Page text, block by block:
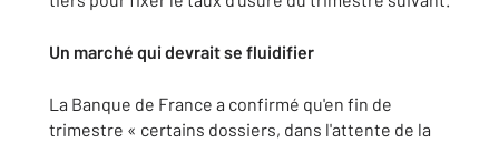
Un marché qui devrait se fluidifier
La Banque de France a confirmé qu'en fin de
trimestre « certains dossiers, dans l'attente de la